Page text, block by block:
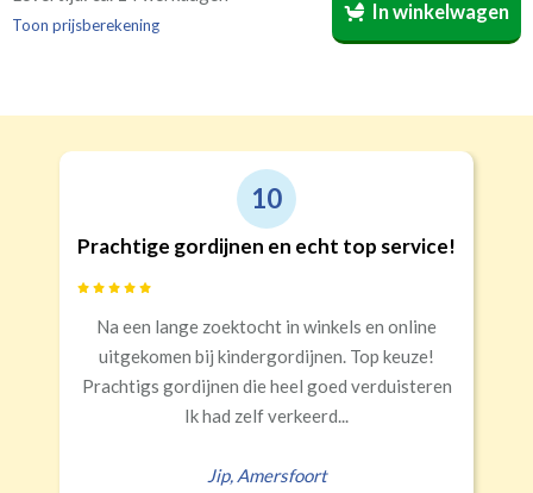
(incl. verstelbare gordijnhaken)
(wave plooi)
Roede
(tunnel)
Geen extra verduistering
Half verduisterend Volledige verduisterend
€34,95 per stuk
voor welke kamer is bestemd. Wij vermelden dat dan op
(niet verplicht, maar wel handig).
Toon prijsberekening
In winkelwagen
10
Prachtige gordijnen en echt top service!
Na een lange zoektocht in winkels en online
uitgekomen bij kindergordijnen. Top keuze!
Prachtigs gordijnen die heel goed verduisteren
Ik had zelf verkeerd...
Jip, Amersfoort